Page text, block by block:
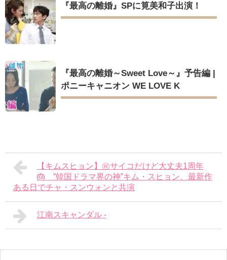
『最高の離婚』SPに筧美和子出演！
『最高の離婚～Sweet Love～』予告編 |
ポニーキャニオン WE LOVE K
【キムスヒョン】㊗️サイコだけど大丈夫1周年
🎂 ”韓国ドラマ界の神”キム・スヒョン、最新作
ある日でチャ・スンウォンと共演
江南スキャンダル -